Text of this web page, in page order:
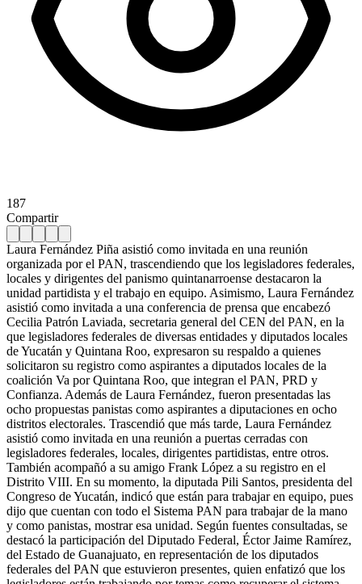
187
Compartir
Laura Fernández Piña asistió como invitada en una reunión
organizada por el PAN, trascendiendo que los legisladores federales,
locales y dirigentes del panismo quintanarroense destacaron la
unidad partidista y el trabajo en equipo. Asimismo, Laura Fernández
asistió como invitada a una conferencia de prensa que encabezó
Cecilia Patrón Laviada, secretaria general del CEN del PAN, en la
que legisladores federales de diversas entidades y diputados locales
de Yucatán y Quintana Roo, expresaron su respaldo a quienes
solicitaron su registro como aspirantes a diputados locales de la
coalición Va por Quintana Roo, que integran el PAN, PRD y
Confianza. Además de Laura Fernández, fueron presentadas las
ocho propuestas panistas como aspirantes a diputaciones en ocho
distritos electorales. Trascendió que más tarde, Laura Fernández
asistió como invitada en una reunión a puertas cerradas con
legisladores federales, locales, dirigentes partidistas, entre otros.
También acompañó a su amigo Frank López a su registro en el
Distrito VIII. En su momento, la diputada Pili Santos, presidenta del
Congreso de Yucatán, indicó que están para trabajar en equipo, pues
dijo que cuentan con todo el Sistema PAN para trabajar de la mano
y como panistas, mostrar esa unidad. Según fuentes consultadas, se
destacó la participación del Diputado Federal, Éctor Jaime Ramírez,
del Estado de Guanajuato, en representación de los diputados
federales del PAN que estuvieron presentes, quien enfatizó que los